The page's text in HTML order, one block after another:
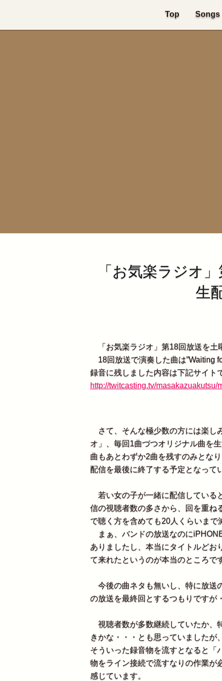
Top Songs
「お気楽ラジオ
生
「お気楽ラジオ」第18回放送を土
18回放送で演奏した曲は”Waiting
録音に残しました内容は下記サイト
http://twitcasting.tv/masakazuakutsu/
さて、そんな極少数の方には楽し
オ」、毎回1曲づつオリジナル曲を
曲もあとわずか2曲を残すのみとな
配信を最後に終了する予定となって
若い女の子が一緒に配信している
信の視聴者数の多さから、回を重ね
で聴く方を含めても20人くらいまで
まぁ、バンドの放送なのに
ありましたし、本当にタイトルどお
て来れたというのが本当のところで
今後の曲ネタも無いし、特に放送
の放送を最終回とするつもりですが
視聴者数が多数継続していたか、
きかな・・・とも思っていましたが
そういった録音物を流すとなると「
物をライン接続で流すなりの作業が
感じています。